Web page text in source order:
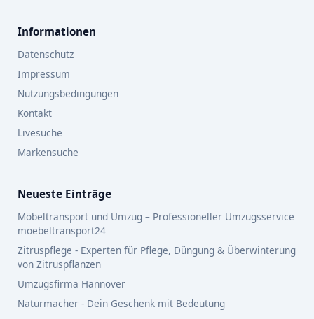
Informationen
Datenschutz
Impressum
Nutzungsbedingungen
Kontakt
Livesuche
Markensuche
Neueste Einträge
Möbeltransport und Umzug – Professioneller Umzugsservice
moebeltransport24
Zitruspflege - Experten für Pflege, Düngung & Überwinterung
von Zitruspflanzen
Umzugsfirma Hannover
Naturmacher - Dein Geschenk mit Bedeutung